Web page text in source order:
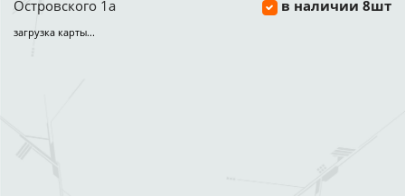
Островского 1а в наличии 8шт
загрузка карты...